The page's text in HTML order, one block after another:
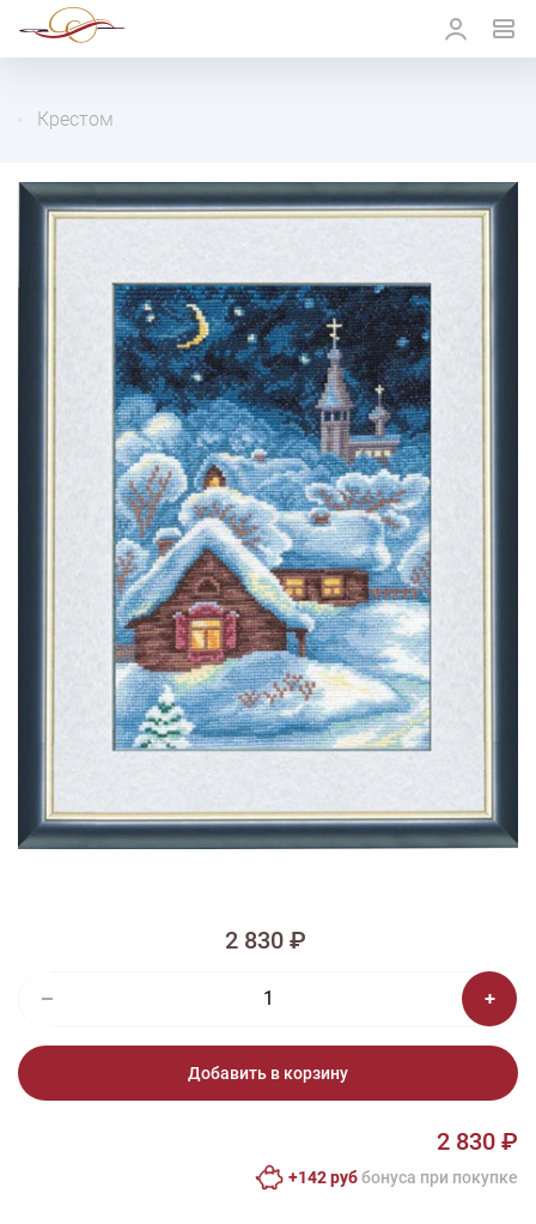
Крестом
1/2
Изображения и цвет представленного товара могут незначительно
отличаться от оригинала продукции, взависимости от разрешения и
настроек вашего монитора, а также условий освещения при съемке
сказка
2 830 ₽
Добавить в корзину
2 830 ₽
+142 руббонусa при покупке